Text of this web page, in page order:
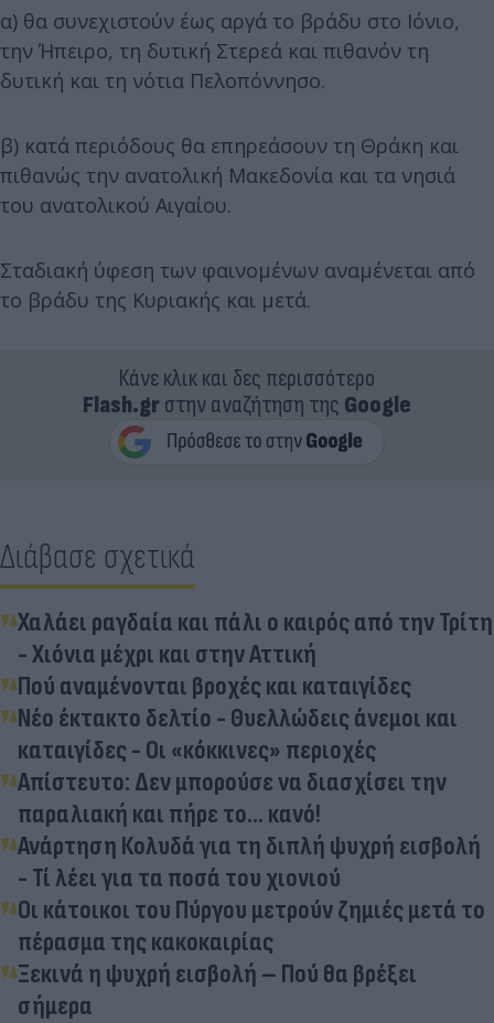
α) θα συνεχιστούν έως αργά το βράδυ στο Ιόνιο,
την Ήπειρο, τη δυτική Στερεά και πιθανόν τη
δυτική και τη νότια Πελοπόννησο.
β) κατά περιόδους θα επηρεάσουν τη Θράκη και
πιθανώς την ανατολική Μακεδονία και τα νησιά
του ανατολικού Αιγαίου.
Σταδιακή ύφεση των φαινομένων αναμένεται από
το βράδυ της Κυριακής και μετά.
Κάνε κλικ και δες περισσότερο
Flash.grστην αναζήτηση της Google
Διάβασε σχετικά
Χαλάει ραγδαία και πάλι ο καιρός από την Τρίτη
- Χιόνια μέχρι και στην Αττική
Πού αναμένονται βροχές και καταιγίδες
Νέο έκτακτο δελτίο - Θυελλώδεις άνεμοι και
καταιγίδες - Οι «κόκκινες» περιοχές
Απίστευτο: Δεν μπορούσε να διασχίσει την
παραλιακή και πήρε το... κανό!
Ανάρτηση Κολυδά για τη διπλή ψυχρή εισβολή
- Τί λέει για τα ποσά του χιονιού
Οι κάτοικοι του Πύργου μετρούν ζημιές μετά το
πέρασμα της κακοκαιρίας
Ξεκινά η ψυχρή εισβολή – Πού θα βρέξει
σήμερα